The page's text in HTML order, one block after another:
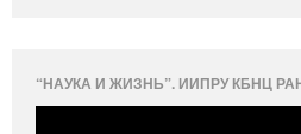
“НАУКА И ЖИЗНЬ”. ИИПРУ КБНЦ